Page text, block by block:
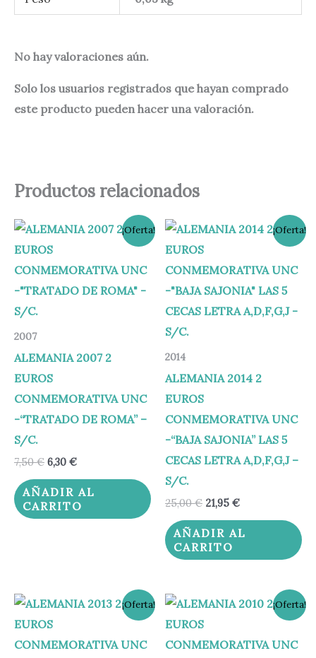
No hay valoraciones aún.
Solo los usuarios registrados que hayan comprado
este producto pueden hacer una valoración.
Productos relacionados
¡Oferta!
2007
ALEMANIA 2007 2
EUROS
CONMEMORATIVA UNC
-“TRATADO DE ROMA” –
S/C.
7,50€
El
precio
original
era:
7,50 €.
6,30 €
El
precio
es:
6,30 €.
AÑADIR AL
CARRITO
¡Oferta!
2014
ALEMANIA 2014 2
EUROS
CONMEMORATIVA UNC
-“BAJA SAJONIA” LAS 5
CECAS LETRA A,D,F,G,J –
S/C.
25,00€
El
precio
era:
25,00 €.
21,95 €
El
precio
es:
21,95 €.
AÑADIR AL
CARRITO
¡Oferta!
El
precio
original
era:
27,00 €.
El
precio
es:
23,95 €.
¡Oferta!
El
precio
original
era:
32,00 €.
El
precio
es:
27,95 €.